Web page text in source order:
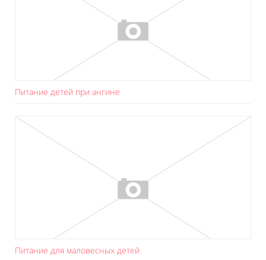
Питание детей при ангине
Питание для маловесных детей